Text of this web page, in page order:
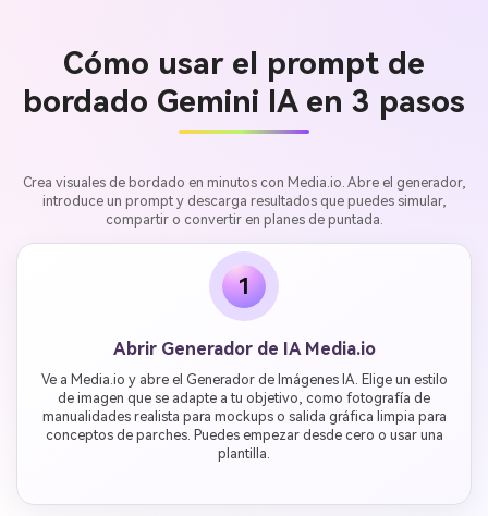
Cómo usar el prompt de
bordado Gemini IA en 3 pasos
Crea visuales de bordado en minutos con Media.io. Abre el generador,
introduce un prompt y descarga resultados que puedes simular,
compartir o convertir en planes de puntada.
1
Abrir Generador de IA Media.io
Ve a Media.io y abre el Generador de Imágenes IA. Elige un estilo
de imagen que se adapte a tu objetivo, como fotografía de
manualidades realista para mockups o salida gráfica limpia para
conceptos de parches. Puedes empezar desde cero o usar una
plantilla.